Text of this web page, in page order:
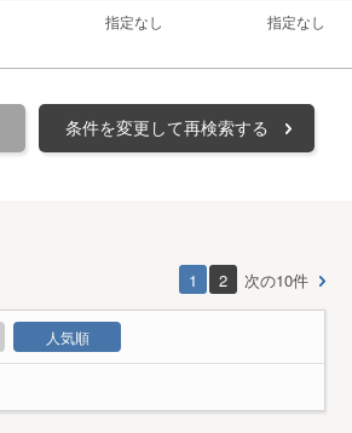
指定なし 指定なし
条件を変更して再検索する
1 2 次の10件
人気順